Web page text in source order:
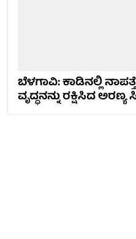
ಬೆಳಗಾವಿ: ಕಾಡಿನಲ್ಲಿ
ವೃದ್ಧನನ್ನು ರಕ್ಷಿಸಿದ ಅರಣ್ಯ